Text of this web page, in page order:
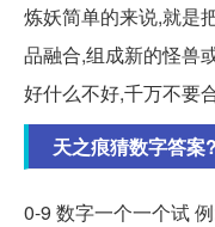
炼妖简单的来说,就是
品融合,组成新的怪兽
好什么不好,千万不要
天之痕猜数字答案?
0-9 数字一个一个试